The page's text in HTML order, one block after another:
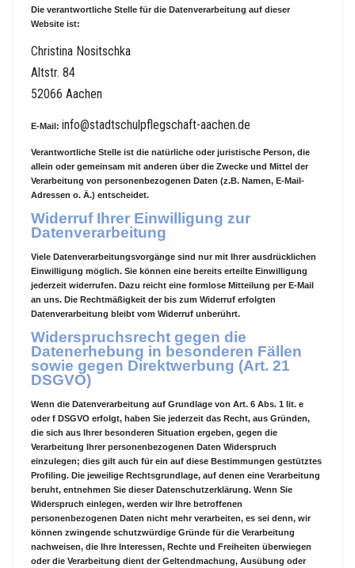
Die verantwortliche Stelle für die Datenverarbeitung auf dieser
Website ist:
Christina Nositschka
Altstr. 84
52066 Aachen
E-Mail: info@stadtschulpflegschaft-aachen.de
Verantwortliche Stelle ist die natürliche oder juristische Person, die
allein oder gemeinsam mit anderen über die Zwecke und Mittel der
Verarbeitung von personenbezogenen Daten (z.B. Namen, E-Mail-
Adressen o. Ä.) entscheidet.
Widerruf Ihrer Einwilligung zur
Datenverarbeitung
Viele Datenverarbeitungsvorgänge sind nur mit Ihrer ausdrücklichen
Einwilligung möglich. Sie können eine bereits erteilte Einwilligung
jederzeit widerrufen. Dazu reicht eine formlose Mitteilung per E-Mail
an uns. Die Rechtmäßigkeit der bis zum Widerruf erfolgten
Datenverarbeitung bleibt vom Widerruf unberührt.
Widerspruchsrecht gegen die
Datenerhebung in besonderen Fällen
sowie gegen Direktwerbung (Art. 21
DSGVO)
Wenn die Datenverarbeitung auf Grundlage von Art. 6 Abs. 1 lit. e
oder f DSGVO erfolgt, haben Sie jederzeit das Recht, aus Gründen,
die sich aus Ihrer besonderen Situation ergeben, gegen die
Verarbeitung Ihrer personenbezogenen Daten Widerspruch
einzulegen; dies gilt auch für ein auf diese Bestimmungen gestütztes
Profiling. Die jeweilige Rechtsgrundlage, auf denen eine Verarbeitung
beruht, entnehmen Sie dieser Datenschutzerklärung. Wenn Sie
Widerspruch einlegen, werden wir Ihre betroffenen
personenbezogenen Daten nicht mehr verarbeiten, es sei denn, wir
können zwingende schutzwürdige Gründe für die Verarbeitung
nachweisen, die Ihre Interessen, Rechte und Freiheiten überwiegen
oder die Verarbeitung dient der Geltendmachung, Ausübung oder